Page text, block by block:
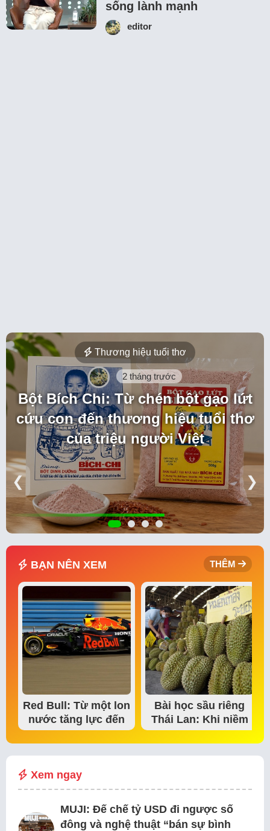
sống lành mạnh
editor
Thương hiệu tuổi thơ
2 tháng trước
Bột Bích Chi: Từ chén bột gạo lứt
cứu con đến thương hiệu tuổi thơ
của triệu người Việt
❮ ❯
BẠN NÊN XEM THÊM
Red Bull: Từ một lon
nước tăng lực đến
đế chế thể…
Bài học sầu riêng
Thái Lan: Khi niềm
tin thị trường bắt…
Xem ngay
MUJI: Đế chế tỷ USD đi ngược số
đông và nghệ thuật “bán sự bình